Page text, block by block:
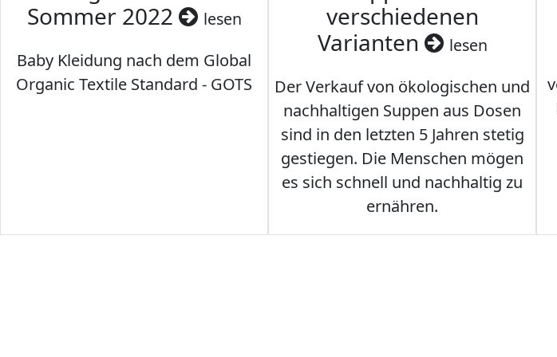
Sommer 2022
lesen
Baby Kleidung nach dem Global
Organic Textile Standard - GOTS
verschiedenen
Varianten
lesen
Der Verkauf von ökologischen und
nachhaltigen Suppen aus Dosen
sind in den letzten 5 Jahren stetig
gestiegen. Die Menschen mögen
es sich schnell und nachhaltig zu
ernähren.